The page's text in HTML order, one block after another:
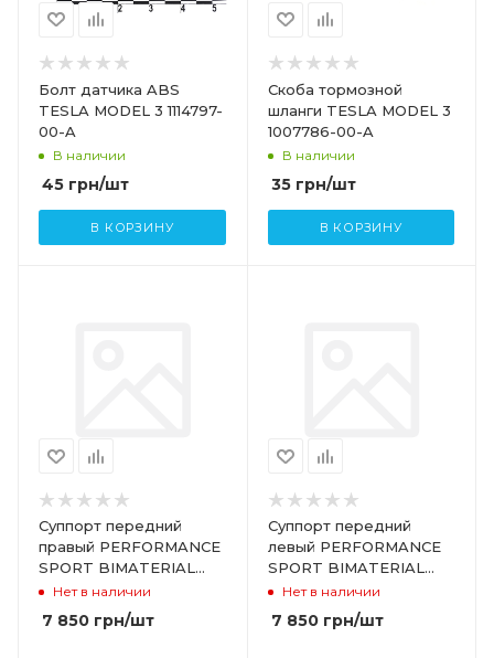
Болт датчика ABS
TESLA MODEL 3 1114797-
00-A
В наличии
45 грн/шт
В КОРЗИНУ
Скоба тормозной
шланги TESLA MODEL 3
1007786-00-A
В наличии
35грн/шт
В КОРЗИНУ
Суппорт передний
правый PERFORMANCE
SPORT BIMATERIAL
TESLA MODEL 3
1044642-00-D
Нет в наличии
7 850 грн/шт
Суппорт передний
левый PERFORMANCE
SPORT BIMATERIAL
TESLA MODEL 3
1044641-00-D
Нет в наличии
7 850грн/шт